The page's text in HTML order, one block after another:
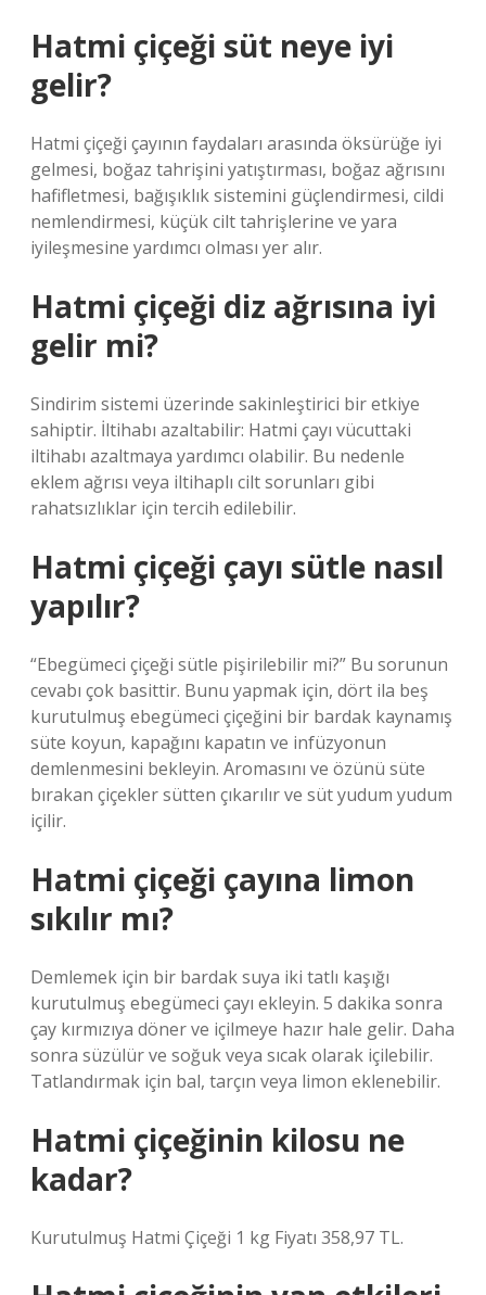
Hatmi çiçeği süt neye iyi
gelir?
Hatmi çiçeği çayının faydaları arasında öksürüğe iyi
gelmesi, boğaz tahrişini yatıştırması, boğaz ağrısını
hafifletmesi, bağışıklık sistemini güçlendirmesi, cildi
nemlendirmesi, küçük cilt tahrişlerine ve yara
iyileşmesine yardımcı olması yer alır.
Hatmi çiçeği diz ağrısına iyi
gelir mi?
Sindirim sistemi üzerinde sakinleştirici bir etkiye
sahiptir. İltihabı azaltabilir: Hatmi çayı vücuttaki
iltihabı azaltmaya yardımcı olabilir. Bu nedenle
eklem ağrısı veya iltihaplı cilt sorunları gibi
rahatsızlıklar için tercih edilebilir.
Hatmi çiçeği çayı sütle nasıl
yapılır?
“Ebegümeci çiçeği sütle pişirilebilir mi?” Bu sorunun
cevabı çok basittir. Bunu yapmak için, dört ila beş
kurutulmuş ebegümeci çiçeğini bir bardak kaynamış
süte koyun, kapağını kapatın ve infüzyonun
demlenmesini bekleyin. Aromasını ve özünü süte
bırakan çiçekler sütten çıkarılır ve süt yudum yudum
içilir.
Hatmi çiçeği çayına limon
sıkılır mı?
Demlemek için bir bardak suya iki tatlı kaşığı
kurutulmuş ebegümeci çayı ekleyin. 5 dakika sonra
çay kırmızıya döner ve içilmeye hazır hale gelir. Daha
sonra süzülür ve soğuk veya sıcak olarak içilebilir.
Tatlandırmak için bal, tarçın veya limon eklenebilir.
Hatmi çiçeğinin kilosu ne
kadar?
Kurutulmuş Hatmi Çiçeği 1 kg Fiyatı 358,97 TL.